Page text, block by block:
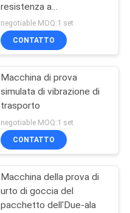
resistenza a
compressione del servo
schermo unico del
computer
negotiable MOQ:1 set
CONTATTO
Macchina di prova
simulata di vibrazione di
trasporto
negotiable MOQ:1 set
CONTATTO
Macchina della prova di
urto di goccia del
pacchetto dell'Due-ala